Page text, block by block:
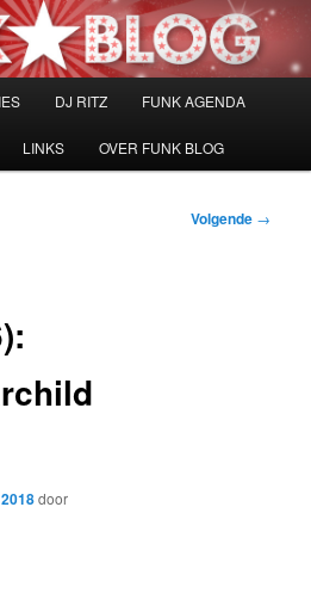
DJ RITZ FUNK AGENDA
LINKS OVER FUNK BLOG
Volgende →
door